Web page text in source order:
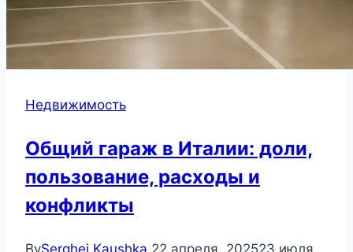
Недвижимость
Общий гараж в Италии: доли,
пользование, расходы и
конфликты
BySerghei Kaushka 22 апреля, 202523 июля,